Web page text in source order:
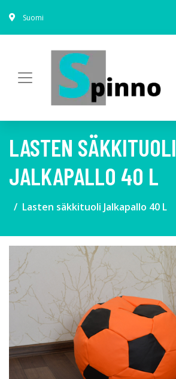
Suomi
LASTEN SÄKKITUOLI
JALKAPALLO 40 L
Lasten säkkituoli Jalkapallo 40 L